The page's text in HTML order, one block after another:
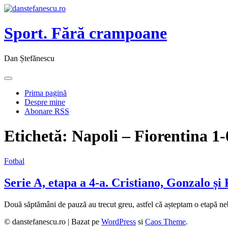
Sport. Fără crampoane
Dan Ștefănescu
Prima pagină
Despre mine
Abonare RSS
Etichetă: Napoli – Fiorentina 1-
Fotbal
Serie A, etapa a 4-a. Cristiano, Gonzalo și
Două săptămâni de pauză au trecut greu, astfel că așteptam o etapă
© danstefanescu.ro | Bazat pe WordPress si Caos Theme.